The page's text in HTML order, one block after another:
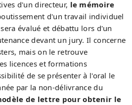
d'un directeur, le mémoire
d'un travail individuel
évalué et débattu lors d'un
devant un jury. Il concerne
mais on le retrouve
licences et formations
de se présenter à l'oral le
par la non-délivrance du
de lettre pour obtenir le